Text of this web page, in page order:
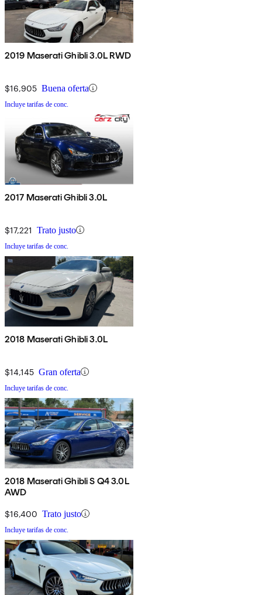
2019 Maserati Ghibli 3.0L RWD
$16,905 Buena oferta
Incluye tarifas de conc.
2017 Maserati Ghibli 3.0L
$17,221 Trato justo
Incluye tarifas de conc.
2018 Maserati Ghibli 3.0L
$14,145 Gran oferta
Incluye tarifas de conc.
2018 Maserati Ghibli S Q4 3.0L
AWD
$16,400 Trato justo
Incluye tarifas de conc.